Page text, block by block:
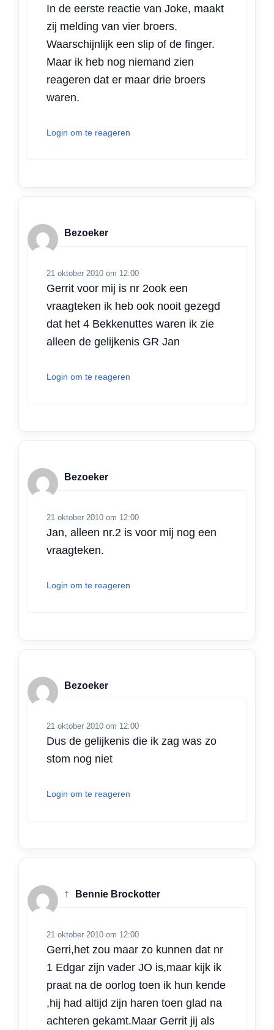
In de eerste reactie van Joke, maakt
zij melding van vier broers.
Waarschijnlijk een slip of de finger.
Maar ik heb nog niemand zien
reageren dat er maar drie broers
waren.
Login om te reageren
Bezoeker
21 oktober 2010 om 12:00
Gerrit voor mij is nr 2ook een
vraagteken ik heb ook nooit gezegd
dat het 4 Bekkenuttes waren ik zie
alleen de gelijkenis GR Jan
Login om te reageren
Bezoeker
21 oktober 2010 om 12:00
Jan, alleen nr.2 is voor mij nog een
vraagteken.
Login om te reageren
Bezoeker
21 oktober 2010 om 12:00
Dus de gelijkenis die ik zag was zo
stom nog niet
Login om te reageren
† Bennie Brockotter
21 oktober 2010 om 12:00
Gerri,het zou maar zo kunnen dat nr
1 Edgar zijn vader JO is,maar kijk ik
praat na de oorlog toen ik hun kende
,hij had altijd zijn haren toen glad na
achteren gekamt.Maar Gerrit jij als